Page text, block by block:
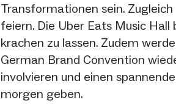
Transformationen sein.
feiern. Die Uber Eats Music
krachen zu lassen. Zudem
German Brand Convention
involvieren und einen
morgen geben.